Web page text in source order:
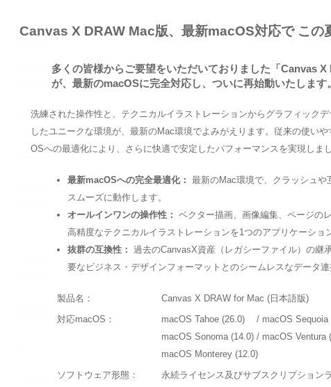
Canvas X DRAW Mac版、最新macOS対応で この
多くの皆様からご要望をいただいておりました「Canvas X
が、最新のmacOSに完全対応し、ついに再始動いたします。
洗練された操作性と、テクニカルイラストレーションからグラフィック
したユニークな環境が、最新のMac環境でよみがえります。従来の使い
OSへの最適化により、さらに快適で安定したパフォーマンスを実現しまし
最新macOSへの完全最適化： 最新のMac環境で、クラッシュや
スムーズに動作します。
オールインワンの操作性： ベクター描画、画像編集、ページの
高精度なテクニカルイラストレーションを1つのアプリケーショ
抜群の互換性： 過去のCanvasX資産（レガシーファイル）の継
要なビジネス・デザインフォーマットとのシームレスなデータ連
製品名：
Canvas X DRAW for Mac (日本語版)
対応macOS：
macOS Tahoe (26.0) / macOS Sequoia
macOS Sonoma (14.0) / macOS Ventura
macOS Monterey (12.0)
ソフトウェア形態：
永続ライセンス及びサブスクリプション